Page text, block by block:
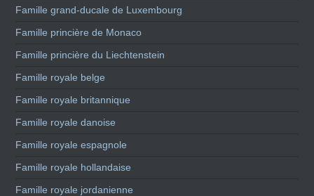
Famille grand-ducale de Luxembourg
Famille princière de Monaco
Famille princière du Liechtenstein
Famille royale belge
Famille royale britannique
Famille royale danoise
Famille royale espagnole
Famille royale hollandaise
Famille royale jordanienne